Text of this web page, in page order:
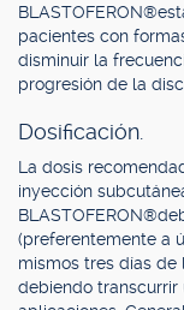
pacientes con
disminuir la
progresión de la
Dosificación.
La dosis
inyección
(preferentemente a
mismos tres días de
debiendo transcurrir